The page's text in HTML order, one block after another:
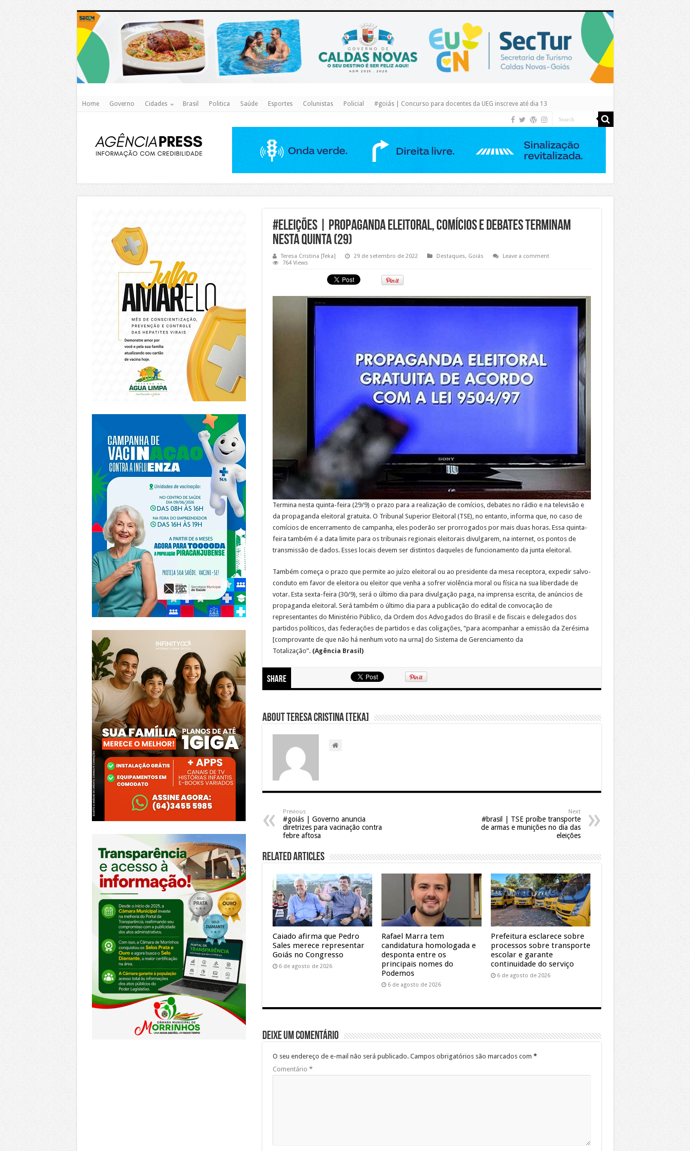
https://www.caldasnovas.go.gov.br/
Home Governo Cidades Brasil Politica Saúde Esportes Colunistas Policial #goiás | Concurso para docentes da UEG inscreve até dia 13
#eleições | Propaganda eleitoral, comícios e debates terminam
nesta quinta (29)
Teresa Cristina [Teka] 29 de setembro de 2022 Destaques, Goiás
Leave a comment
764 Views
Termina nesta quinta-feira (29/9) o prazo para a realização de comícios, debates no rádio e na televisão e
da propaganda eleitoral gratuita. O Tribunal Superior Eleitoral (TSE), no entanto, informa que, no caso de
comícios de encerramento de campanha, eles poderão ser prorrogados por mais duas horas. Essa quinta-
feira também é a data limite para os tribunais regionais eleitorais divulgarem, na internet, os pontos de
transmissão de dados. Esses locais devem ser distintos daqueles de funcionamento da junta eleitoral.
Também começa o prazo que permite ao juízo eleitoral ou ao presidente da mesa receptora, expedir salvo-
conduto em favor de eleitora ou eleitor que venha a sofrer violência moral ou física na sua liberdade de
votar. Esta sexta-feira (30/9), será o último dia para divulgação paga, na imprensa escrita, de anúncios de
propaganda eleitoral. Será também o último dia para a publicação do edital de convocação de
representantes do Ministério Público, da Ordem dos Advogados do Brasil e de fiscais e delegados dos
partidos políticos, das federações de partidos e das coligações, “para acompanhar a emissão da Zerésima
[comprovante de que não há nenhum voto na urna] do Sistema de Gerenciamento da
Totalização”. (Agência Brasil)
Share
About Teresa Cristina [Teka]
Previous
#goiás | Governo anuncia
diretrizes para vacinação contra
febre aftosa
Next
#brasil | TSE proíbe transporte
de armas e munições no dia das
eleições
Related Articles
Caiado afirma que Pedro
Sales merece representar
Goiás no Congresso
6 de agosto de 2026
Rafael Marra tem
candidatura homologada e
desponta entre os
principais nomes do
Podemos
6 de agosto de 2026
Prefeitura esclarece sobre
processos sobre transporte
escolar e garante
continuidade do serviço
6 de agosto de 2026
Deixe um comentário
O seu endereço de e-mail não será publicado. Campos obrigatórios são marcados com *
Comentário *
https://piracanjuba.go.gov.br/
https://www.infinitygo.com.br/
https://morrinhos.go.leg.br/